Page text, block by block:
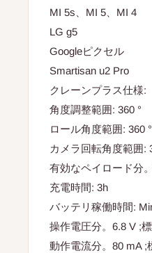
MI 5s、MI 5、MI 4
LG g5
Googleピクセル
Smartisan u2 Pro
クレーンプラス仕様:
角度調整範囲: 360 °
ロール角度範囲: 360 °
カメラ回転角度範囲:
有効なペイロード分
充電時間: 3h
バッテリ稼働時間:
操作電圧分。6.8 V ;
動作電流分。80 mA ;